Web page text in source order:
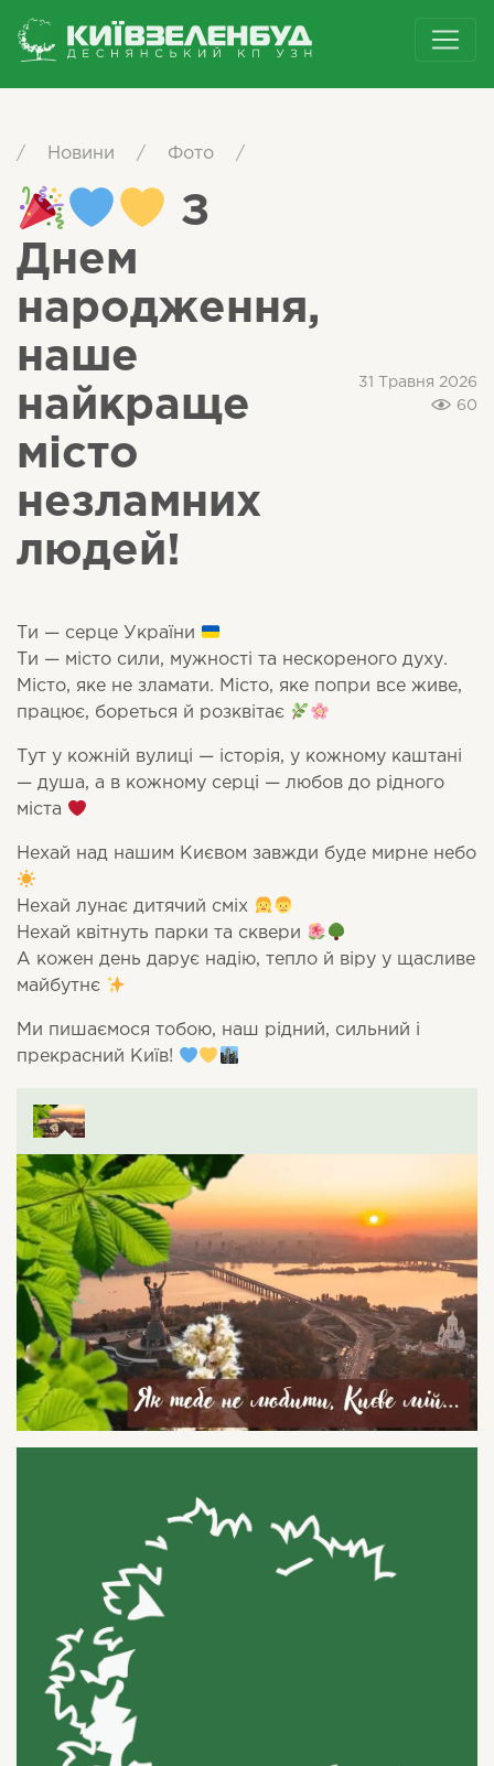
/ Новини / Фото /
З
Днем
народження,
наше
найкраще
місто
незламних
людей!
31 Травня 2026
60
Ти — серце України
Ти — місто сили, мужності та нескореного духу.
Місто, яке не зламати. Місто, яке попри все живе,
працює, бореться й розквітає
Тут у кожній вулиці — історія, у кожному каштані
— душа, а в кожному серці — любов до рідного
міста
Нехай над нашим Києвом завжди буде мирне небо
Нехай лунає дитячий сміх
Нехай квітнуть парки та сквери
А кожен день дарує надію, тепло й віру у щасливе
майбутнє
Ми пишаємося тобою, наш рідний, сильний і
прекрасний Київ!